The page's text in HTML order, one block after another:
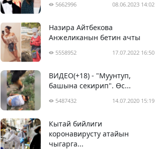
5662996 08.06.2023 14:02
Назира Айтбекова
Анжеликанын бетин ачты
5558952 17.07.2022 16:50
ВИДЕО(+18) - "Муунтуп,
башына секирип". Өс...
5487432 14.07.2020 15:19
Кытай бийлиги
коронавирусту атайын
чыгарга...